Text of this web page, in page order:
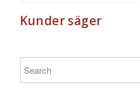
Kunder säger